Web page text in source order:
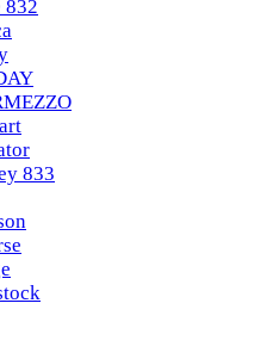
832
833